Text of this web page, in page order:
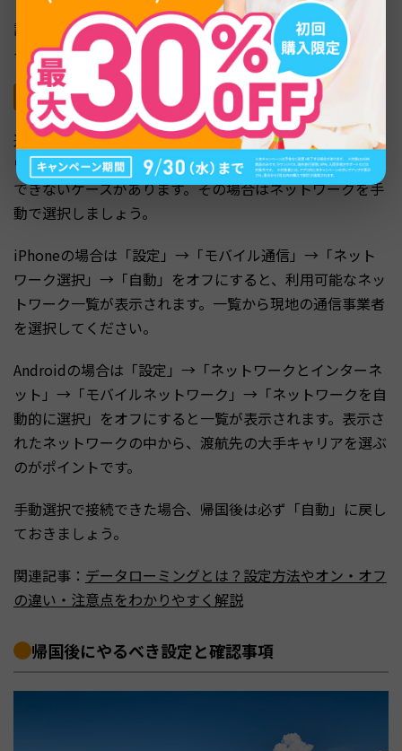
設定後、画面上部に現地キャリアの名前やローミングのア
イコン（「R」マーク）が表示されれば接続完了です。
ネットワークを手動選択する方法
通常はデータローミングをオンにすれば自動で現地ネット
ワークに接続されます。しかし、まれに自動選択では接続
できないケースがあります。その場合はネットワークを手
動で選択しましょう。
iPhoneの場合は「設定」→「モバイル通信」→「ネット
ワーク選択」→「自動」をオフにすると、利用可能なネッ
トワーク一覧が表示されます。一覧から現地の通信事業者
を選択してください。
Androidの場合は「設定」→「ネットワークとインターネ
ット」→「モバイルネットワーク」→「ネットワークを自
動的に選択」をオフにすると一覧が表示されます。表示さ
れたネットワークの中から、渡航先の大手キャリアを選ぶ
のがポイントです。
手動選択で接続できた場合、帰国後は必ず「自動」に戻し
ておきましょう。
関連記事： データローミングとは？設定方法やオン・オフ
の違い・注意点をわかりやすく解説
帰国後にやるべき設定と確認事項